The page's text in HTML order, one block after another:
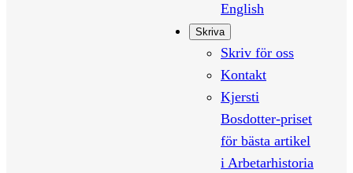
English
Skriva
Skriv för oss
Kontakt
Kjersti
Bosdotter-priset
för bästa artikel
i Arbetarhistoria